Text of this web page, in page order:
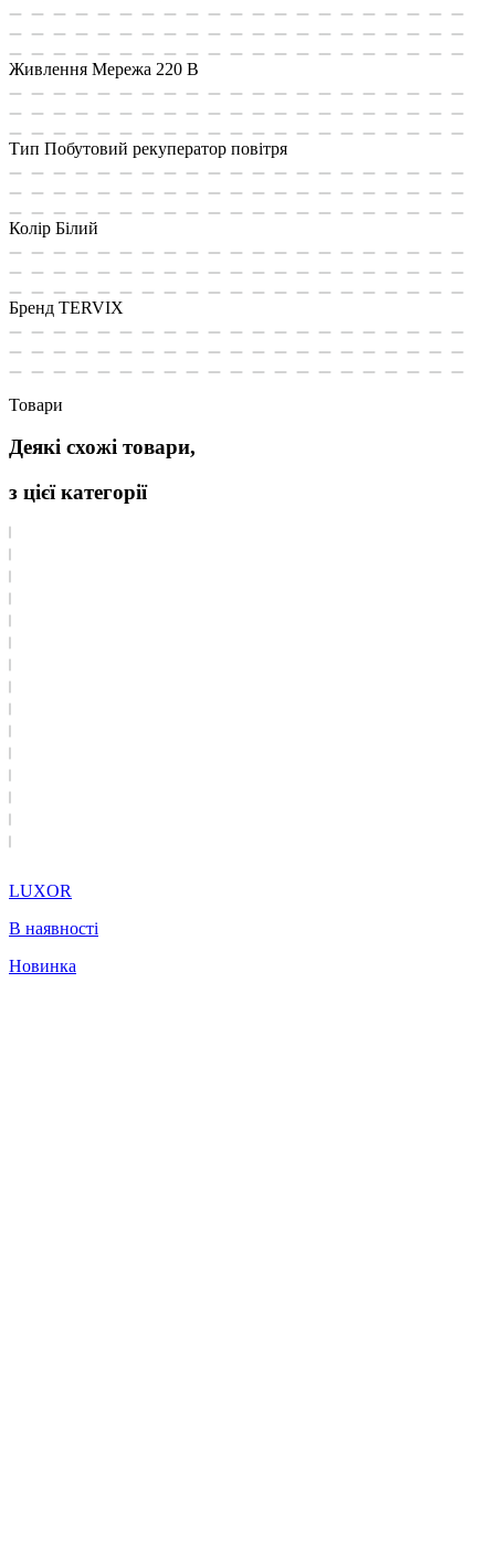
Живлення Мережа 220 В
Тип Побутовий рекуператор повітря
Колір Білий
Бренд TERVIX
Товари
Деякі схожі товари,
з цієї категорії
LUXOR
В наявності
Новинка